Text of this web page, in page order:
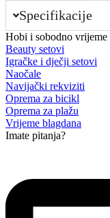
Specifikacije
Hobi i sobodno vrijeme
Beauty setovi
Igračke i dječji setovi
Naočale
Navijački rekviziti
Oprema za bicikl
Oprema za plažu
Vrijeme blagdana
Imate pitanja?